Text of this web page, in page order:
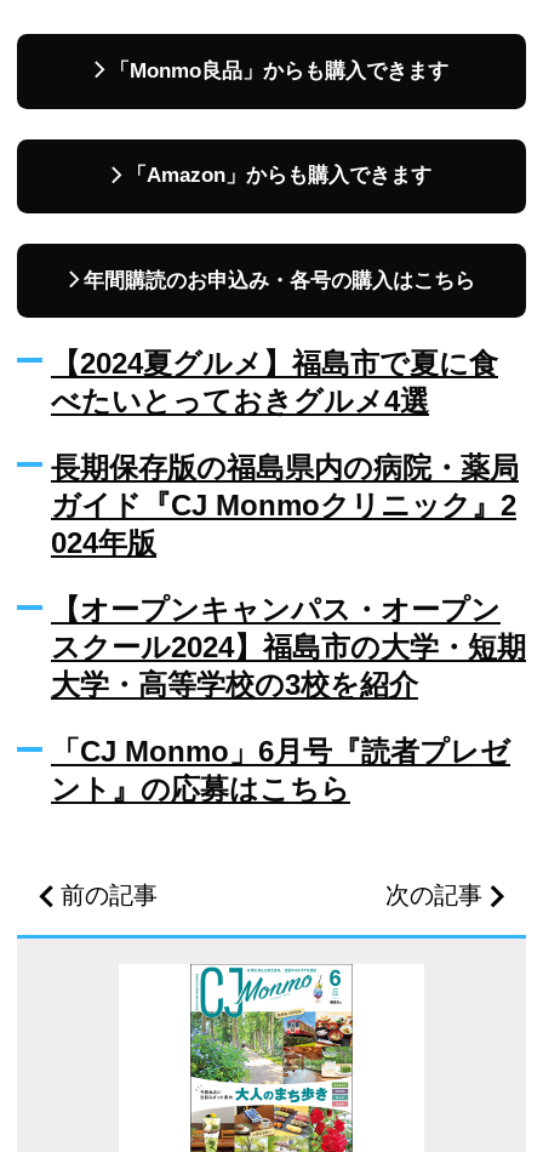
「Monmo良品」からも購入できます
「Amazon」からも購入できます
年間購読のお申込み・各号の購入はこちら
【2024夏グルメ】福島市で夏に食
べたいとっておきグルメ4選
長期保存版の福島県内の病院・薬局
ガイド『CJ Monmoクリニック』2
024年版
【オープンキャンパス・オープン
スクール2024】福島市の大学・短期
大学・高等学校の3校を紹介
「CJ Monmo」6月号『読者プレゼ
ント』の応募はこちら
前の記事 次の記事